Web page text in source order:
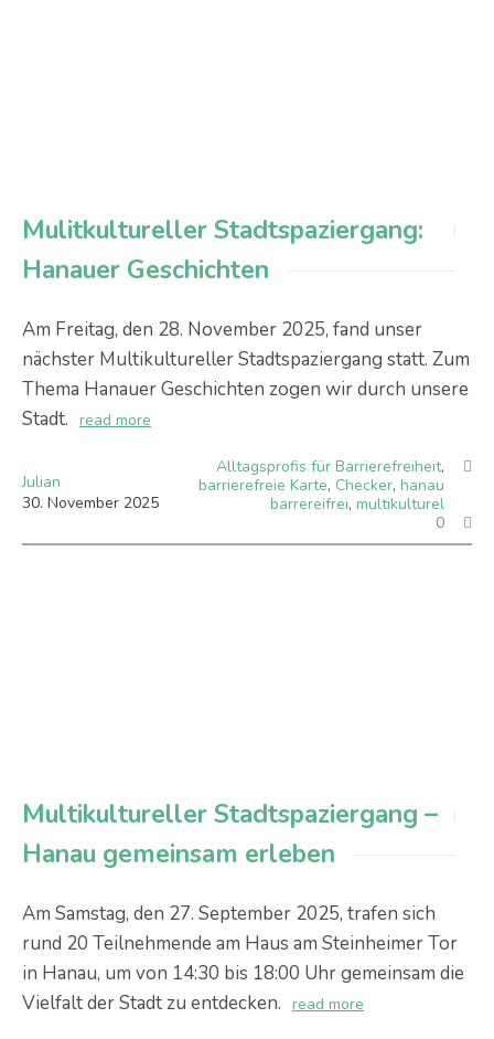
Mulitkultureller Stadtspaziergang:
Hanauer Geschichten
Am Freitag, den 28. November 2025, fand unser
nächster Multikultureller Stadtspaziergang statt. Zum
Thema Hanauer Geschichten zogen wir durch unsere
Stadt. read more
Julian
30. November 2025
Alltagsprofis für Barrierefreiheit,
barrierefreie Karte, Checker, hanau
barrereifrei, multikulturel
0
Multikultureller Stadtspaziergang –
Hanau gemeinsam erleben
Am Samstag, den 27. September 2025, trafen sich
rund 20 Teilnehmende am Haus am Steinheimer Tor
in Hanau, um von 14:30 bis 18:00 Uhr gemeinsam die
Vielfalt der Stadt zu entdecken. read more